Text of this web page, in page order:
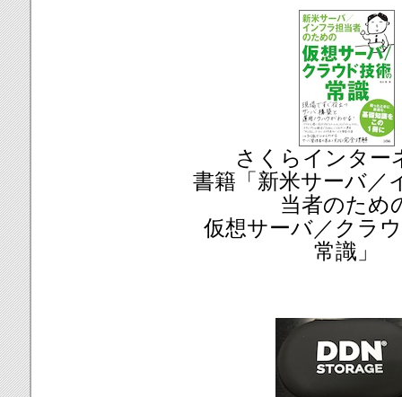
さくらインター
書籍「新米サーバ／
当者のため
仮想サーバ／クラ
常識」